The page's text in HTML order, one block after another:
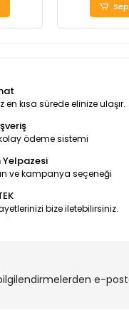
en kısa sürede elinize ulaşır.
ödeme sistemi
Yelpazesi
ve kampanya seçeneği
bize iletebilirsiniz.
e-